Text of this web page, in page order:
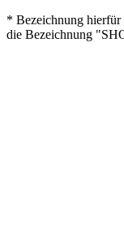
* Bezeichnung
die Bezeichnung